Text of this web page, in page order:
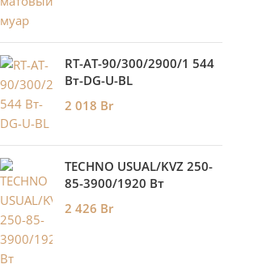
RT-AT-90/300/2900/1 544
Вт-DG-U-BL
2 018 Br
TECHNO USUAL/KVZ 250-
85-3900/1920 Вт
2 426 Br